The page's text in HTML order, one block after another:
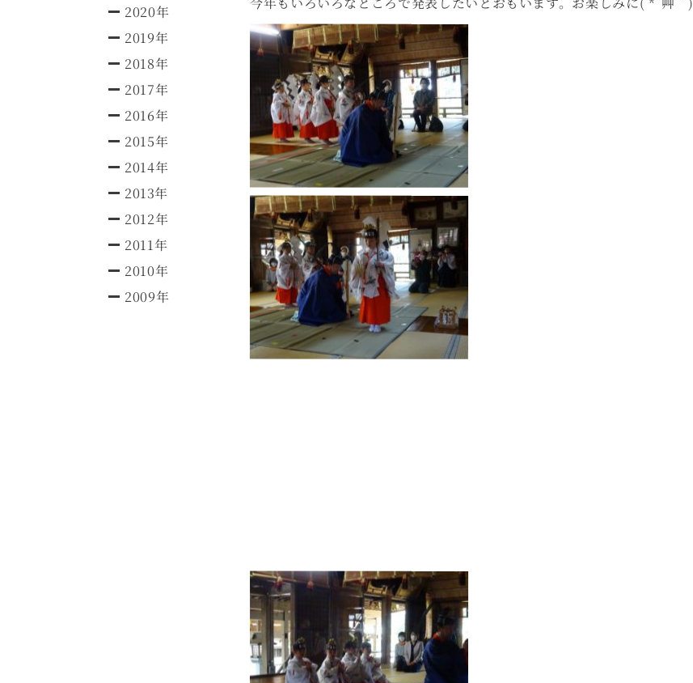
2020年
2019年
2018年
2017年
2016年
2015年
2014年
2013年
2012年
2011年
2010年
2009年